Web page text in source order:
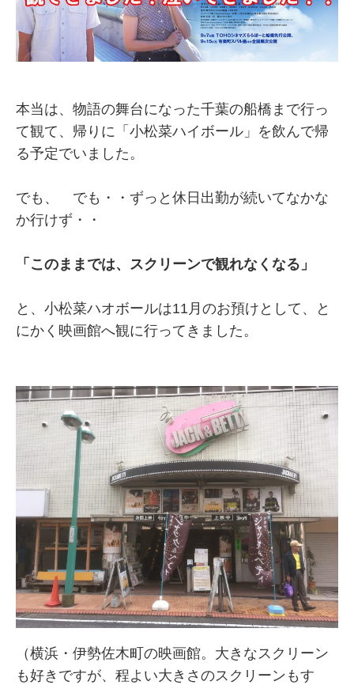
本当は、物語の舞台になった千葉の船橋まで行っ
て観て、帰りに「小松菜ハイボール」を飲んで帰
る予定でいました。
でも、 でも・・ずっと休日出勤が続いてなかな
か行けず・・
「このままでは、スクリーンで観れなくなる」
と、小松菜ハオボールは11月のお預けとして、と
にかく映画館へ観に行ってきました。
（横浜・伊勢佐木町の映画館。大きなスクリーン
も好きですが、程よい大きさのスクリーンもす